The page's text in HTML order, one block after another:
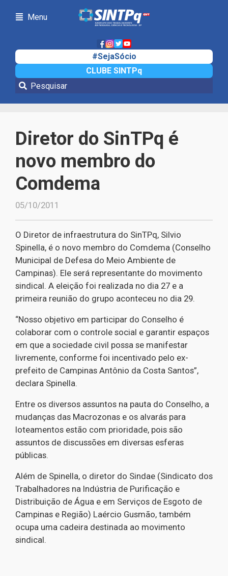
Menu
#SejaSócio
CLUBE SINTPq
Notícias
Diretor do SinTPq é
novo membro do
Comdema
05/10/2011
O Diretor de infraestrutura do SinTPq, Silvio
Spinella, é o novo membro do Comdema (Conselho
Municipal de Defesa do Meio Ambiente de
Campinas). Ele será representante do movimento
sindical. A eleição foi realizada no dia 27 e a
primeira reunião do grupo aconteceu no dia 29.
“Nosso objetivo em participar do Conselho é
colaborar com o controle social e garantir espaços
em que a sociedade civil possa se manifestar
livremente, conforme foi incentivado pelo ex-
prefeito de Campinas Antônio da Costa Santos”,
declara Spinella.
Entre os diversos assuntos na pauta do Conselho, a
mudanças das Macrozonas e os alvarás para
loteamentos estão com prioridade, pois são
assuntos de discussões em diversas esferas
públicas.
Além de Spinella, o diretor do Sindae (Sindicato dos
Trabalhadores na Indústria de Purificação e
Distribuição de Água e em Serviços de Esgoto de
Campinas e Região) Laércio Gusmão, também
ocupa uma cadeira destinada ao movimento
sindical.